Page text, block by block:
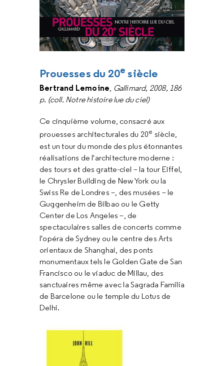
Prouesses du 20e siècle
Bertrand Lemoine, Gallimard, 2008, 186
p. (coll. Notre histoire lue du ciel)
Ce cinquième volume, consacré aux
prouesses architecturales du 20e siècle,
est un tour du monde des plus étonnantes
réalisations de l'architecture moderne :
des tours et des gratte-ciel – la tour Eiffel,
le Chrysler Building de New York ou la
Swiss Re de Londres –, des musées – le
Guggenheim de Bilbao ou le Getty
Center de Los Angeles –, de
spectaculaires salles de concerts comme
l'opéra de Sydney ou le centre des Arts
orientaux de Shanghai, des ponts
monumentaux tels le Golden Gate de San
Francisco ou le viaduc de Millau, des
sanctuaires même avec la Sagrada Familia
de Barcelone ou le temple du Lotus de
Delhi.